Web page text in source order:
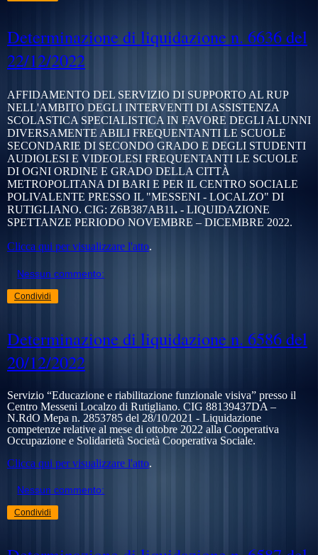
Determinazione di liquidazione n. 6636 del
22/12/2022
AFFIDAMENTO DEL SERVIZIO DI SUPPORTO AL RUP
NELL'AMBITO DEGLI INTERVENTI DI ASSISTENZA
SCOLASTICA SPECIALISTICA IN FAVORE DEGLI ALUNNI
DIVERSAMENTE ABILI FREQUENTANTI LE SCUOLE
SECONDARIE DI SECONDO GRADO E DEGLI STUDENTI
AUDIOLESI E VIDEOLESI FREQUENTANTI LE SCUOLE
DI OGNI ORDINE E GRADO DELLA CITTÀ
METROPOLITANA DI BARI E PER IL CENTRO SOCIALE
POLIVALENTE PRESSO IL "MESSENI - LOCALZO" DI
RUTIGLIANO. CIG: Z6B387AB11. - LIQUIDAZIONE
SPETTANZE PERIODO NOVEMBRE – DICEMBRE 2022.
Clicca qui per visualizzare l'atto.
Nessun commento:
Condividi
Determinazione di liquidazione n. 6586 del
20/12/2022
Servizio “Educazione e riabilitazione funzionale visiva” presso il
Centro Messeni Localzo di Rutigliano. CIG 88139437DA –
N.RdO Mepa n. 2853785 del 28/10/2021 - Liquidazione
competenze relative al mese di ottobre 2022 alla Cooperativa
Occupazione e Solidarietà Società Cooperativa Sociale.
Clicca qui per visualizzare l'atto.
Nessun commento:
Condividi